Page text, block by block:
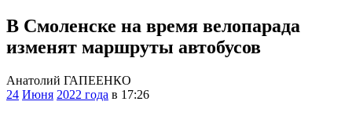
В Смоленске на время велопарада
изменят маршруты автобусов
Анатолий ГАПЕЕНКО
24 Июня 2022 года в 17:26